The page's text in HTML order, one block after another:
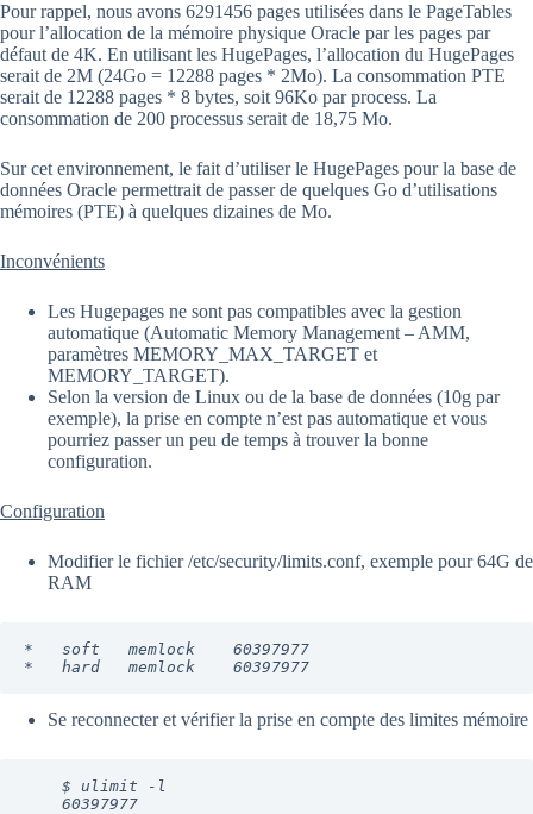
Pour rappel, nous avons 6291456 pages utilisées dans le PageTables
pour l’allocation de la mémoire physique Oracle par les pages par
défaut de 4K. En utilisant les HugePages, l’allocation du HugePages
serait de 2M (24Go = 12288 pages * 2Mo). La consommation PTE
serait de 12288 pages * 8 bytes, soit 96Ko par process. La
consommation de 200 processus serait de 18,75 Mo.
Sur cet environnement, le fait d’utiliser le HugePages pour la base de
données Oracle permettrait de passer de quelques Go d’utilisations
mémoires (PTE) à quelques dizaines de Mo.
Inconvénients
Les Hugepages ne sont pas compatibles avec la gestion
automatique (Automatic Memory Management – AMM,
paramètres MEMORY_MAX_TARGET et
MEMORY_TARGET).
Selon la version de Linux ou de la base de données (10g par
exemple), la prise en compte n’est pas automatique et vous
pourriez passer un peu de temps à trouver la bonne
configuration.
Configuration
Modifier le fichier /etc/security/limits.conf, exemple pour 64G de
RAM
*   soft   memlock    60397977
*   hard   memlock    60397977
Se reconnecter et vérifier la prise en compte des limites mémoire
    $ ulimit -l
    60397977